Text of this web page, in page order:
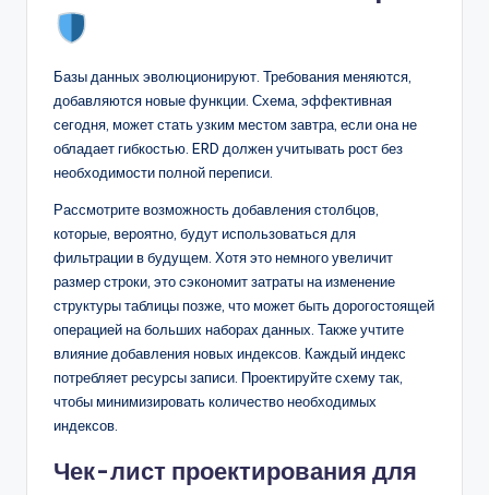
Базы данных эволюционируют. Требования меняются,
добавляются новые функции. Схема, эффективная
сегодня, может стать узким местом завтра, если она не
обладает гибкостью. ERD должен учитывать рост без
необходимости полной переписи.
Рассмотрите возможность добавления столбцов,
которые, вероятно, будут использоваться для
фильтрации в будущем. Хотя это немного увеличит
размер строки, это сэкономит затраты на изменение
структуры таблицы позже, что может быть дорогостоящей
операцией на больших наборах данных. Также учтите
влияние добавления новых индексов. Каждый индекс
потребляет ресурсы записи. Проектируйте схему так,
чтобы минимизировать количество необходимых
индексов.
Чек-лист проектирования для